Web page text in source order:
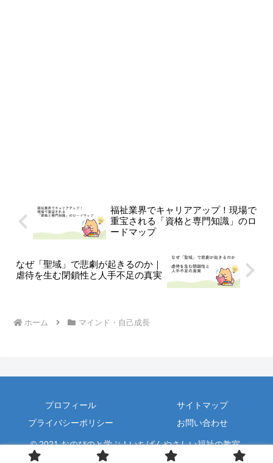
福祉業界でキャリアアップ！現場で
重宝される「資格と専門知識」のロ
ードマップ
なぜ「聖域」で悲劇が起きるのか｜
虐待を生む閉鎖性と人手不足の真実
ホーム マインド・自己成長
プロフィール
サイトマップ
プライバシーポリシー
お問い合わせ
© 2021 おのぴのと学ぶ！いちばんやさしい福祉の教室.